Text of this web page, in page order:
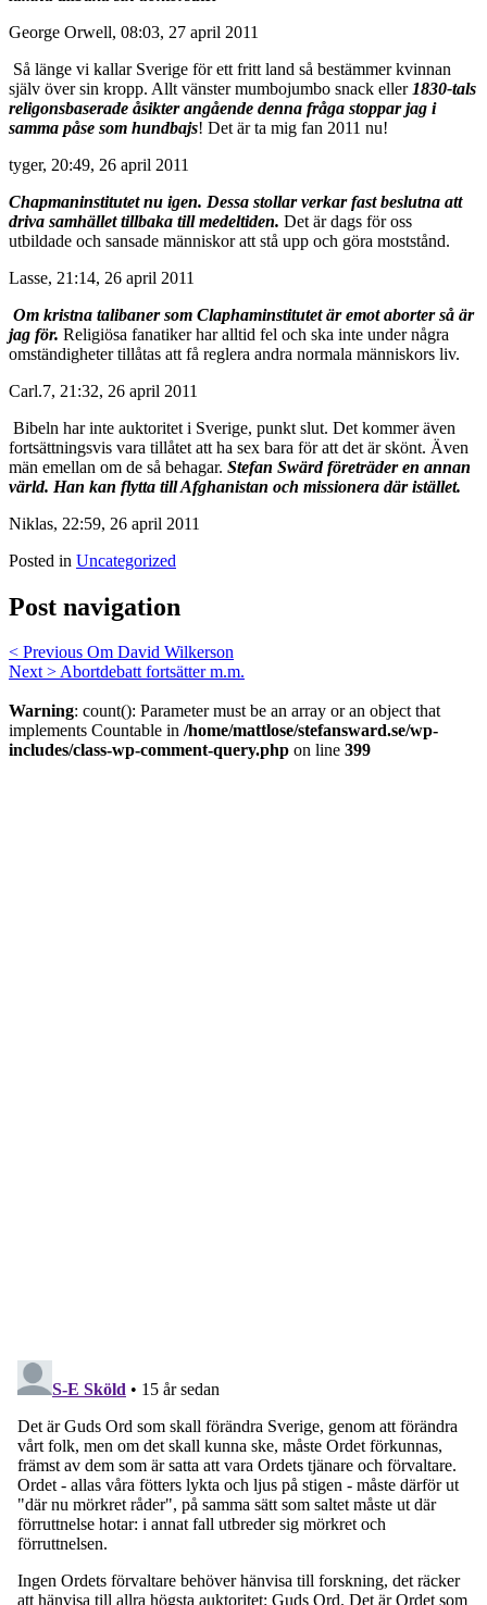
George Orwell, 08:03, 27 april 2011
Så länge vi kallar Sverige för ett fritt land så bestämmer kvinnan
själv över sin kropp. Allt vänster mumbojumbo snack eller 1830-tals
religonsbaserade åsikter angående denna fråga stoppar jag i
samma påse som hundbajs! Det är ta mig fan 2011 nu!
tyger, 20:49, 26 april 2011
Chapmaninstitutet nu igen. Dessa stollar verkar fast beslutna att
driva samhället tillbaka till medeltiden. Det är dags för oss
utbildade och sansade människor att stå upp och göra moststånd.
Lasse, 21:14, 26 april 2011
Om kristna talibaner som Claphaminstitutet är emot aborter så är
jag för. Religiösa fanatiker har alltid fel och ska inte under några
omständigheter tillåtas att få reglera andra normala människors liv.
Carl.7, 21:32, 26 april 2011
Bibeln har inte auktoritet i Sverige, punkt slut. Det kommer även
fortsättningsvis vara tillåtet att ha sex bara för att det är skönt. Även
män emellan om de så behagar. Stefan Swärd företräder en annan
värld. Han kan flytta till Afghanistan och missionera där istället.
Niklas, 22:59, 26 april 2011
Posted in Uncategorized
Post navigation
< Previous Om David Wilkerson
Next >Abortdebatt fortsätter m.m.
Warning: count(): Parameter must be an array or an object that
implements Countable in /home/mattlose/stefansward.se/wp-
includes/class-wp-comment-query.php on line 399